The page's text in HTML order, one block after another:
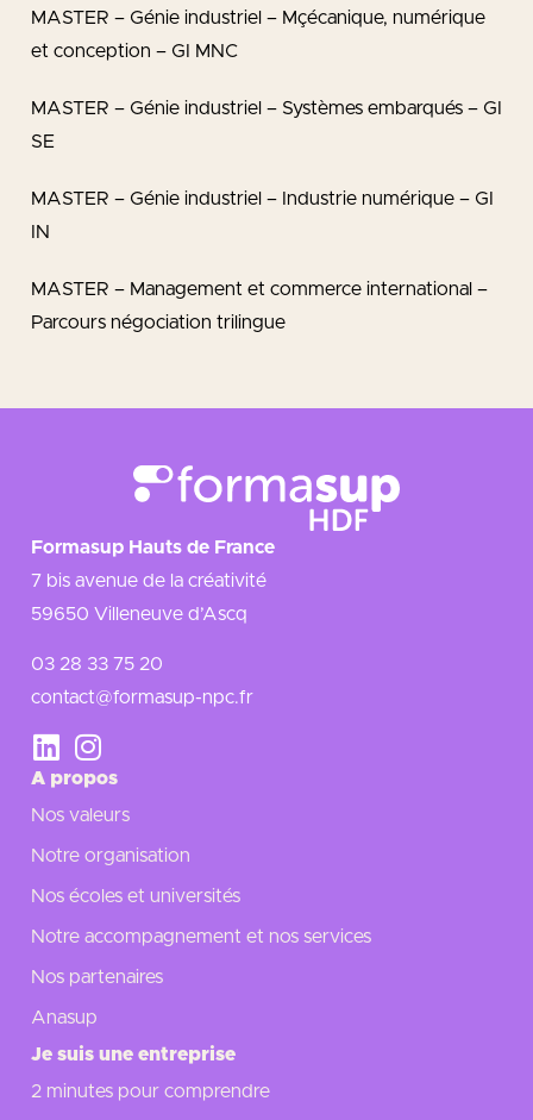
MASTER – Génie industriel – Mçécanique, numérique
et conception – GI MNC
MASTER – Génie industriel – Systèmes embarqués – GI
SE
MASTER – Génie industriel – Industrie numérique – GI
IN
MASTER – Management et commerce international –
Parcours négociation trilingue
Formasup Hauts de France
7 bis avenue de la créativité
59650 Villeneuve d’Ascq
03 28 33 75 20
contact@formasup-npc.fr
A propos
Nos valeurs
Notre organisation
Nos écoles et universités
Notre accompagnement et nos services
Nos partenaires
Anasup
Je suis une entreprise
2 minutes pour comprendre